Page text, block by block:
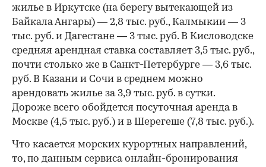
жилье в Иркутске (на берегу вытекающей из
Байкала Ангары) — 2,8 тыс. руб., Калмыкии — 3
тыс. руб. и Дагестане — 3 тыс. руб. В Кисловодске
средняя арендная ставка составляет 3,5 тыс. руб.,
почти столько же в Санкт-Петербурге — 3,6 тыс.
руб. В Казани и Сочи в среднем можно
арендовать жилье за 3,9 тыс. руб. в сутки.
Дороже всего обойдется посуточная аренда в
Москве (4,5 тыс. руб.) и в Шерегеше (7,8 тыс. руб.).
Что касается морских курортных направлений,
то, по данным сервиса онлайн-бронирования